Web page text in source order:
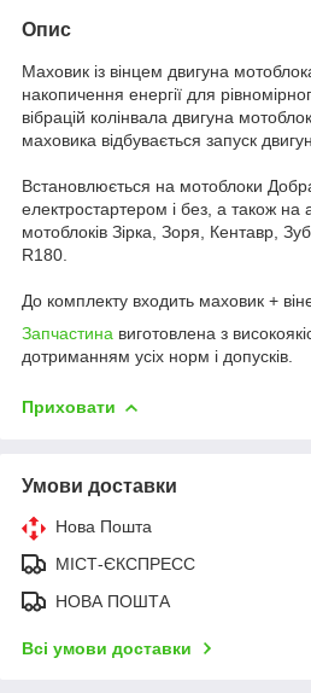
Опис
Маховик із вінцем двигуна
накопичення енергії для
вібрацій колінвала двигуна
маховика відбувається запуск
Встановлюється на мотоблоки
електростартером і без, а також на
мотоблоків Зірка, Зоря, Кентавр,
R180.
До комплекту входить маховик +
Запчастина виготовлена з
дотриманням усіх норм і допусків.
Приховати
Умови доставки
Нова Пошта
МІСТ-ЄКСПРЕСС
НОВА ПОШТА
Всі умови доставки